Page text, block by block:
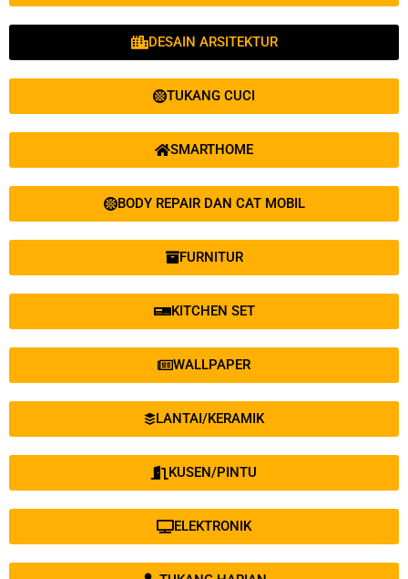
DESAIN ARSITEKTUR
TUKANG CUCI
SMARTHOME
BODY REPAIR DAN CAT MOBIL
FURNITUR
KITCHEN SET
WALLPAPER
LANTAI/KERAMIK
KUSEN/PINTU
ELEKTRONIK